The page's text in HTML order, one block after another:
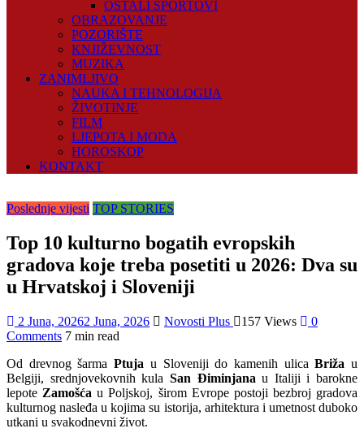
OSTALI SPORTOVI
OBRAZOVANJE
POZORIŠTE
KNJIŽEVNOST
MUZIKA
ZANIMLJIVO
NAUKA I TEHNOLOGIJA
ŽIVOTINJE
FILM
LJEPOTA I MODA
HOROSKOP
KONTAKT
Poslednje vijesti TOP STORIES
Top 10 kulturno bogatih evropskih
gradova koje treba posetiti u 2026: Dva su
u Hrvatskoj i Sloveniji
2 Juna, 20262 Juna, 2026 Novosti Plus 157 Views
0
Comments 7 min read
Od drevnog šarmaPtujа u Sloveniji do kamenih ulicaBrižau
Belgiji, srednjovekovnih kula San Điminjana u Italiji i barokne
lepote Zamošća u Poljskoj, širom Evrope postoji bezbroj gradova
kulturnog nasleđa u kojima su istorija, arhitektura i umetnost duboko
utkani u svakodnevni život.